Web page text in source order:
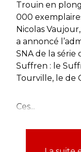
Trouin en
000
Nicolas
a annoncé
SNA de la série
Suffren : le
Tourville, le de
Ces...